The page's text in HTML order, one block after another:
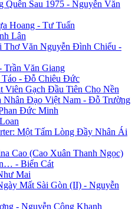
Sau 1975 - Nguyễn Văn
Hoang - Tư Tuấn
Lân
Thơ Văn Nguyễn Đình Chiểu -
Trần Văn Giang
- Đỗ Chiêu Đức
Gạch Đầu Tiên Cho Nền
Nhân Đạo Việt Nam - Đỗ Trường
Đức Minh
Một Tấm Lòng Đầy Nhân Ái
Cao (Cao Xuân Thanh Ngọc)
- Biển Cát
Mai
Mất Sài Gòn (II) - Nguyễn
- Nguyễn Công Khanh